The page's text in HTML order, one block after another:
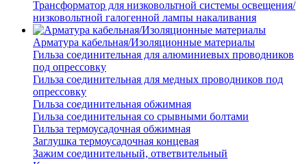
Трансформатор для низковольтной системы освещения/
низковольтной галогенной лампы накаливания
Арматура кабельная/Изоляционные материалы
Гильза соединительная для алюминиевых проводников
под опрессовку
Гильза соединительная для медных проводников под
опрессовку
Гильза соединительная обжимная
Гильза соединительная со срывными болтами
Гильза термоусадочная обжимная
Заглушка термоусадочная концевая
Зажим соединительный, ответвительный